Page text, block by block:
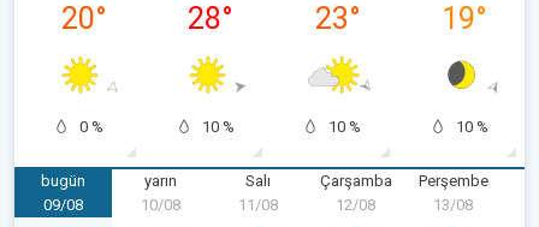
20°
0 %
28°
10 %
23°
10 %
19°
10 %
bugün
09/08 Pazar
09/08
yarın
10/08 Pazartesi
10/08
Salı
11/08
Çarşamba
12/08 Çarşamba
12/08
Perşembe
13/08